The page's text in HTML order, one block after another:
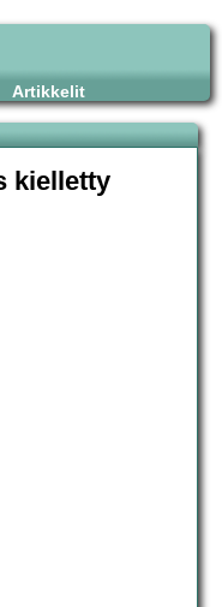
Artikkelit
kielletty